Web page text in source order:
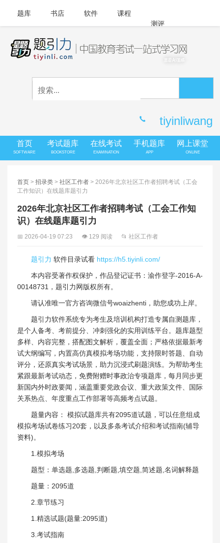
题库 书店 软件
课程
测评
APP下载
tiyinliwang
首页
SOFTWARE
考试题库
BOOKSTORE
在线考试
EXAMINATION
手机题库
APP
网上课堂
ONLINE
首页 > 招录类 > 社区工作者 > 2026年北京社区工作者招聘考试（工会
工作知识）在线题库题引力
2026年北京社区工作者招聘考试（工会工作知
识）在线题库题引力
📅 2026-04-19 07:23 👁 129 阅读 📂 社区工作者
题引力 软件目录试看 https://h5.tiyinli.com/
本内容受著作权保护，作品登记证书：渝作登字-2016-A-
00148731，题引力网版权所有。
请认准唯一官方咨询微信号woaizhenti，助您成功上岸。
题引力软件系统专为考生及培训机构打造专属自测题库，
是个人备考、考前提分、冲刺强化的实用训练平台。题库题型
多样、内容完整，搭配图文解析，覆盖全面；严格依据最新考
试大纲编写，内置高仿真模拟考场功能，支持限时答题、自动
评分，还原真实考试场景，助力沉浸式刷题演练。为帮助考生
紧跟最新考试动态，免费附赠时事政治专项题库，每月同步更
新国内外时政要闻，涵盖重要党政会议、重大政策文件、国际
关系热点、年度重点工作部署等高频考点试题。
题量内容： 模拟试题库共有2095道试题，可以任意组成
模拟考场试卷练习20套，以及多条考试介绍和考试指南(辅导
资料)。
1.模拟考场
题型：单选题,多选题,判断题,填空题,简述题,名词解释题
题量：2095道
2.章节练习
1.精选试题(题量:2095道)
3.考试指南